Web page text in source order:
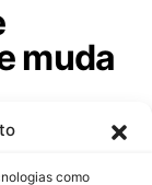
como
muda
recursos do